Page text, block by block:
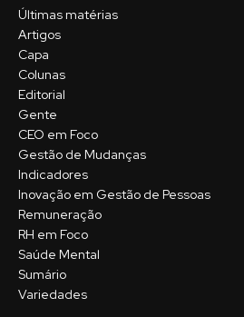
Últimas matérias
Artigos
Capa
Colunas
Editorial
Gente
CEO em Foco
Gestão de Mudanças
Indicadores
Inovação em Gestão de Pessoas
Remuneração
RH em Foco
Saúde Mental
Sumário
Variedades